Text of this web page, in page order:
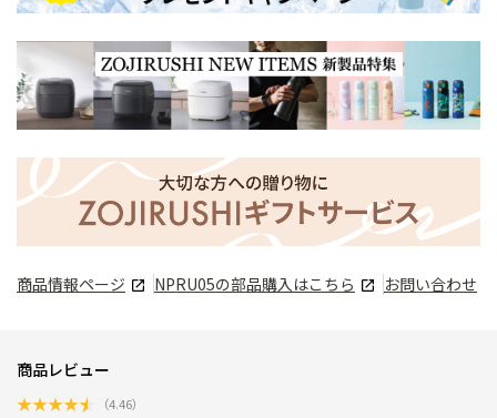
商品情報ページ NPRU05の部品購入はこちら お問い合わせ
商品レビュー
★★★★★ （4.46）